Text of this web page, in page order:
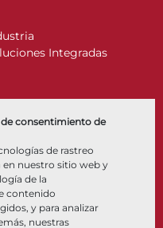
consentimiento de
de rastreo
en nuestro sitio web y
de la
contenido
y para analizar
nuestras
Integradas